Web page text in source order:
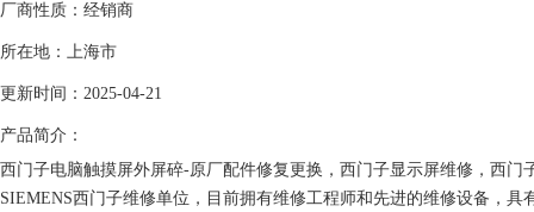
厂商性质：经销商
所在地：上海市
更新时间：2025-04-21
产品简介：
西门子电脑触摸屏外屏碎-原厂配件修复更换，西门子显示屏维修，西
SIEMENS西门子维修单位，目前拥有维修工程师和先进的维修设备，